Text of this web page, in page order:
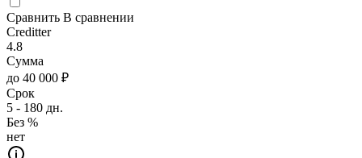
Сравнить В сравнении
Creditter
4.8
Сумма
до 40 000 ₽
Срок
5 - 180 дн.
Без %
нет